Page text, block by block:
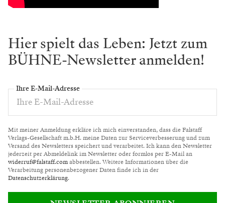
Hier spielt das Leben: Jetzt zum
BÜHNE-Newsletter anmelden!
Ihre E-Mail-Adresse
Mit meiner Anmeldung erkläre ich mich einverstanden, dass die Falstaff
Verlags-Gesellschaft m.b.H. meine Daten zur Serviceverbesserung und zum
Versand des Newsletters speichert und verarbeitet. Ich kann den Newsletter
jederzeit per Abmeldelink im Newsletter oder formlos per E-Mail an
widerruf@falstaff.comabbestellen. Weitere Informationen über die
Verarbeitung personenbezogener Daten finde ich in der
Datenschutzerklärung.